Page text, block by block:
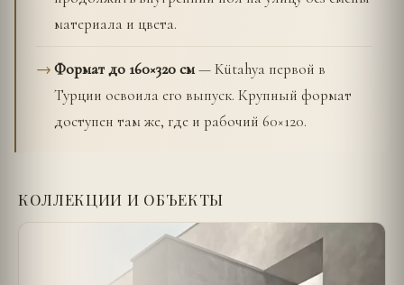
материала и цвета.
Формат до 160×320 см— Kütahya первой в
Турции освоила его выпуск. Крупный формат
доступен там же, где и рабочий 60×120.
КОЛЛЕКЦИИ И ОБЪЕКТЫ